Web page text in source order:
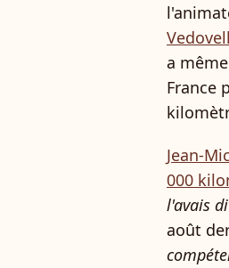
a
France
Jean-
000
l'avais
août